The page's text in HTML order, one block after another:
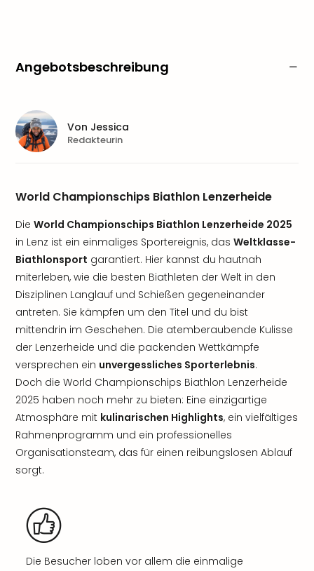
Angebotsbeschreibung
World Championschips Biathlon Lenzerheide
Die World Championschips Biathlon Lenzerheide 2025
in Lenz ist ein einmaliges Sportereignis, das Weltklasse-
Biathlonsport garantiert. Hier kannst du hautnah
miterleben, wie die besten Biathleten der Welt in den
Disziplinen Langlauf und Schießen gegeneinander
antreten. Sie kämpfen um den Titel und du bist
mittendrin im Geschehen. Die atemberaubende Kulisse
der Lenzerheide und die packenden Wettkämpfe
versprechen ein unvergessliches Sporterlebnis.
Doch die World Championschips Biathlon Lenzerheide
2025 haben noch mehr zu bieten: Eine einzigartige
Atmosphäre mit kulinarischen Highlights, ein vielfältiges
Rahmenprogramm und ein professionelles
Organisationsteam, das für einen reibungslosen Ablauf
sorgt.
Die Besucher loben vor allem die einmalige
Von Jessica
Redakteurin